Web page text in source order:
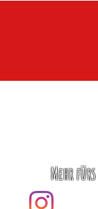
Mehr